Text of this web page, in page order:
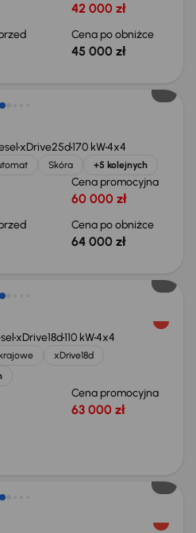
42 000 zł
Cena po obniżce
45 000 zł
xDrive25d170 kW4x4
Skóra +5 kolejnych
Cena promocyjna
60 000 zł
Cena po obniżce
64 000 zł
xDrive18d110 kW4x4
xDrive18d
Cena promocyjna
63 000 zł